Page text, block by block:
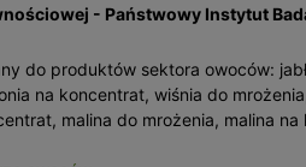
- Państwowy Instytut
do produktów sektora owoców:
na koncentrat, wiśnia do
malina do mrożenia, malina na